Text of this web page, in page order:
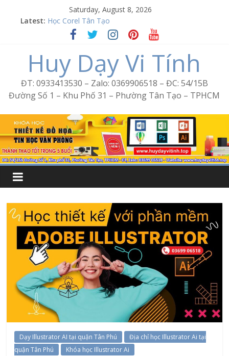
Saturday, August 8, 2026
Latest: Word Bình Trị Đông – Tin học văn phòng cấp tốc
Học Corel Tân Tạo
Cách tạo USB Boot bằng Ventoy
Khóa học Photoshop tại Tân Tạo
Excel Bình Trị Đông – Vi tính văn phòng cấp tốc
Huy Dạy Vi Tính
ĐT: 0933413530 – Zalo: 0369906518 – ĐC: 54/15B
Đường Số 1 – Khu Phố 31 – Phường Tân Tạo – TPHCM
Dạy Illustrator AI tại quận Tân Phú
Địa chỉ học Illustrator Ai tại
quận Tân Phú
Khóa học Illustrator Ai